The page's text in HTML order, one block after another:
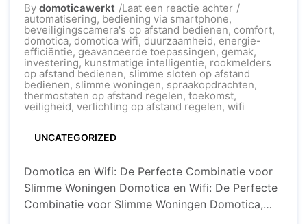
By domoticawerkt Laat een reactie achterop
Kracht
van
Domotica
en
Wifi:
Slimme
Connectiviteit
voor
automatisering, bediening via smartphone,
beveiligingscamera's op afstand bedienen, comfort,
domotica, domotica wifi, duurzaamheid, energie-
efficiëntie, geavanceerde toepassingen, gemak,
investering, kunstmatige intelligentie, rookmelders
op afstand bedienen, slimme sloten op afstand
bedienen, slimme woningen, spraakopdrachten,
thermostaten op afstand regelen, toekomst,
veiligheid, verlichting op afstand regelen, wifi
UNCATEGORIZED
Domotica en Wifi: De Perfecte Combinatie voor
Slimme Woningen Domotica en Wifi: De Perfecte
Combinatie voor Slimme Woningen Domotica,